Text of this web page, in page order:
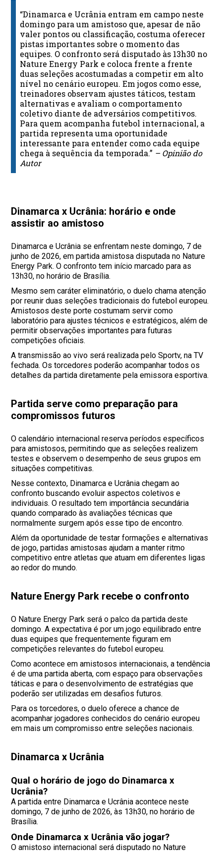
“Dinamarca e Ucrânia entram em campo neste
domingo para um amistoso que, apesar de não
valer pontos ou classificação, costuma oferecer
pistas importantes sobre o momento das
equipes. O confronto será disputado às 13h30 no
Nature Energy Park e coloca frente a frente
duas seleções acostumadas a competir em alto
nível no cenário europeu. Em jogos como esse,
treinadores observam ajustes táticos, testam
alternativas e avaliam o comportamento
coletivo diante de adversários competitivos.
Para quem acompanha futebol internacional, a
partida representa uma oportunidade
interessante para entender como cada equipe
chega à sequência da temporada.” – Opinião do
Autor
Dinamarca x Ucrânia: horário e onde
assistir ao amistoso
Dinamarca e Ucrânia se enfrentam neste domingo, 7 de
junho de 2026, em partida amistosa disputada no Nature
Energy Park. O confronto tem início marcado para as
13h30, no horário de Brasília.
Mesmo sem caráter eliminatório, o duelo chama atenção
por reunir duas seleções tradicionais do futebol europeu.
Amistosos deste porte costumam servir como
laboratório para ajustes técnicos e estratégicos, além de
permitir observações importantes para futuras
competições oficiais.
A transmissão ao vivo será realizada pelo Sportv, na TV
fechada. Os torcedores poderão acompanhar todos os
detalhes da partida diretamente pela emissora esportiva.
Partida serve como preparação para
compromissos futuros
O calendário internacional reserva períodos específicos
para amistosos, permitindo que as seleções realizem
testes e observem o desempenho de seus grupos em
situações competitivas.
Nesse contexto, Dinamarca e Ucrânia chegam ao
confronto buscando evoluir aspectos coletivos e
individuais. O resultado tem importância secundária
quando comparado às avaliações técnicas que
normalmente surgem após esse tipo de encontro.
Além da oportunidade de testar formações e alternativas
de jogo, partidas amistosas ajudam a manter ritmo
competitivo entre atletas que atuam em diferentes ligas
ao redor do mundo.
Nature Energy Park recebe o confronto
O Nature Energy Park será o palco da partida deste
domingo. A expectativa é por um jogo equilibrado entre
duas equipes que frequentemente figuram em
competições relevantes do futebol europeu.
Como acontece em amistosos internacionais, a tendência
é de uma partida aberta, com espaço para observações
táticas e para o desenvolvimento de estratégias que
poderão ser utilizadas em desafios futuros.
Para os torcedores, o duelo oferece a chance de
acompanhar jogadores conhecidos do cenário europeu
em mais um compromisso entre seleções nacionais.
Dinamarca x Ucrânia
Qual o horário de jogo do Dinamarca x
Ucrânia?
A partida entre Dinamarca e Ucrânia acontece neste
domingo, 7 de junho de 2026, às 13h30, no horário de
Brasília.
Onde Dinamarca x Ucrânia vão jogar?
O amistoso internacional será disputado no Nature